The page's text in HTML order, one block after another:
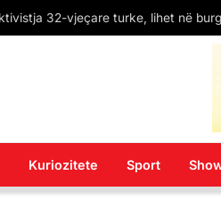
Kuriozitete Sport